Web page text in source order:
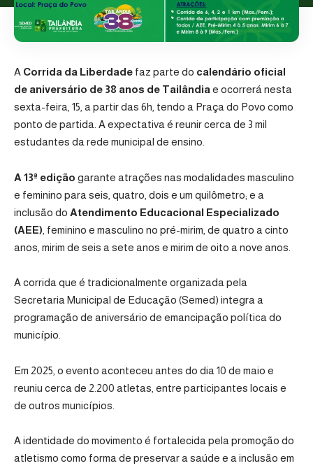
A Corrida da Liberdade faz parte do calendário oficial
de aniversário de 38 anos de Tailândia e ocorrerá nesta
sexta-feira, 15, a partir das 6h, tendo a Praça do Povo como
ponto de partida. A expectativa é reunir cerca de 3 mil
estudantes da rede municipal de ensino.
A 13ª edição garante atrações nas modalidades masculino
e feminino para seis, quatro, dois e um quilômetro; e a
inclusão do Atendimento Educacional Especializado
(AEE) , feminino e masculino no pré-mirim, de quatro a cinto
anos, mirim de seis a sete anos e mirim de oito a nove anos.
A corrida que é tradicionalmente organizada pela
Secretaria Municipal de Educação (Semed) integra a
programação de aniversário de emancipação política do
município.
Em 2025, o evento aconteceu antes do dia 10 de maio e
reuniu cerca de 2.200 atletas, entre participantes locais e
de outros municípios.
A identidade do movimento é fortalecida pela promoção do
atletismo como forma de preservar a saúde e a inclusão em